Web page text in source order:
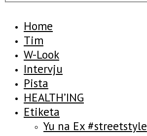
Home
Tim
W-Look
Intervju
Pista
HEALTH’ING
Etiketa
Yu na Ex #streetstyle